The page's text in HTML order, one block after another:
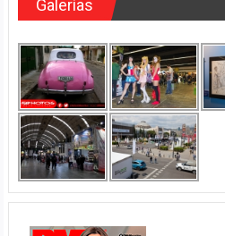
Galerías